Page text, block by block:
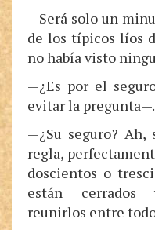
—Será solo un
de los típicos líos
no había visto
—¿Es por el
evitar la
—¿Su seguro?
regla,
doscientos o
están cerrados
reunirlos entre